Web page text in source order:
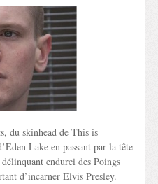
du skinhead de This is
Lake en passant par la tête
endurci des Poings
d’incarner Elvis Presley.